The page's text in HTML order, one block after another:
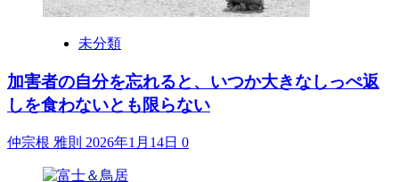
未分類
加害者の自分を忘れると、いつか大きなしっぺ返
しを食わないとも限らない
仲宗根 雅則 2026年1月14日 0